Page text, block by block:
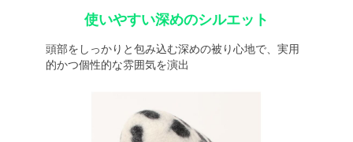
使いやすい深めのシルエット
頭部をしっかりと包み込む深めの被り心地で、実用
的かつ個性的な雰囲気を演出